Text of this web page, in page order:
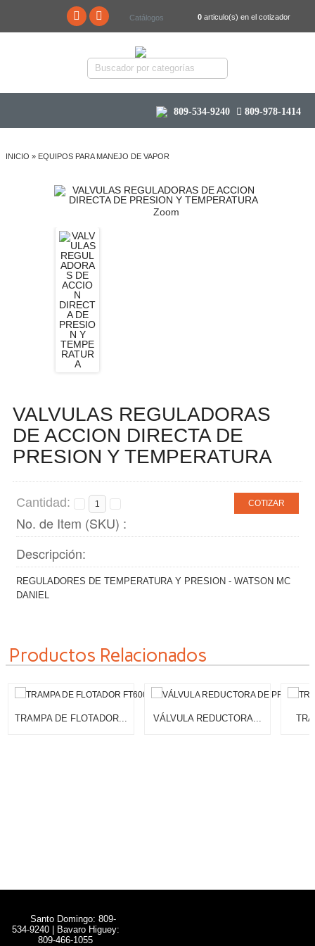
Catálogos 0 articulo(s) en el cotizador
809-534-9240 809-978-1414
INICIO » EQUIPOS PARA MANEJO DE VAPOR
Zoom
VALVULAS REGULADORAS
DE ACCION DIRECTA DE
PRESION Y TEMPERATURA
Cantidad: COTIZAR
No. de Item (SKU) :
Descripción:
REGULADORES DE TEMPERATURA Y PRESION - WATSON MC
DANIEL
Productos Relacionados
TRAMPA DE FLOTADOR... VÁLVULA REDUCTORA...
Santo Domingo: 809-
534-9240 | Bavaro Higuey:
809-466-1055